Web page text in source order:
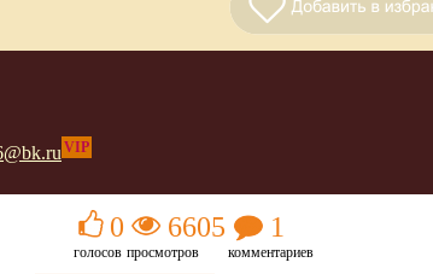
VIP
0
голосов
6605
просмотров
1
комментариев